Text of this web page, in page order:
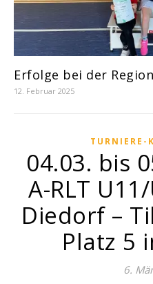
Erfolge bei der
12. Februar 2025
TURNIERE-
04.03. bis
A-RLT
Diedorf –
Platz 5
6.